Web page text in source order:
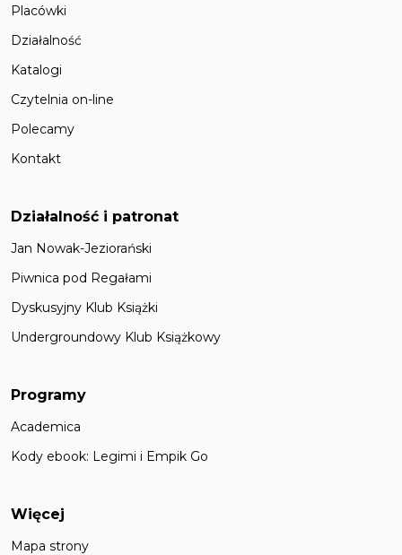
Placówki
Działalność
Katalogi
Czytelnia on-line
Polecamy
Kontakt
Działalność i patronat
Jan Nowak-Jeziorański
Piwnica pod Regałami
Dyskusyjny Klub Książki
Undergroundowy Klub Książkowy
Programy
Academica
Kody ebook: Legimi i Empik Go
Więcej
Mapa strony